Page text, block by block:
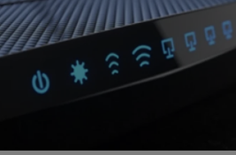
el tráfico cifrado y las
Descubre por qué
convirtiendo en un requisito crítico